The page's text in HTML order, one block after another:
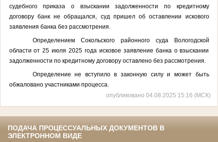
судебного приказа о взыскании задолженности по кредитному
договору банк не обращался, суд пришел об оставлении искового
заявления банка без рассмотрения.
Определением Сокольского районного суда Вологодской
области от 25 июля 2025 года исковое заявление банка о взыскании
задолженности по кредитному договору оставлено без рассмотрения.
Определение не вступило в законную силу и может быть
обжаловано участниками процесса.
опубликовано 04.08.2025 15:16 (МСК)
ПОДАЧА ПРОЦЕССУАЛЬНЫХ ДОКУМЕНТОВ В
ЭЛЕКТРОННОМ ВИДЕ